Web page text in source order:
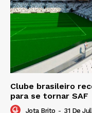
Clube brasileiro
para se tornar SAF
Jota Brito - 31 De